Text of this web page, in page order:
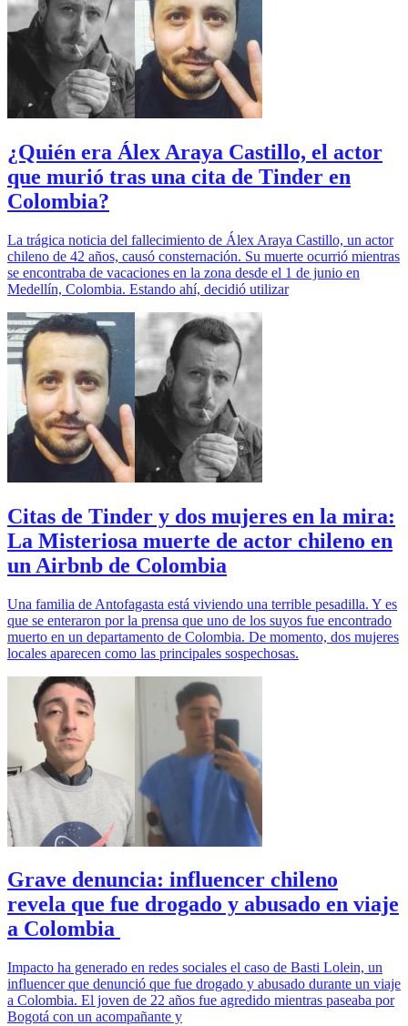
¿Quién era Álex Araya Castillo, el actor
que murió tras una cita de Tinder en
Colombia?
La trágica noticia del fallecimiento de Álex Araya Castillo, un actor
chileno de 42 años, causó consternación. Su muerte ocurrió mientras
se encontraba de vacaciones en la zona desde el 1 de junio en
Medellín, Colombia. Estando ahí, decidió utilizar
Citas de Tinder y dos mujeres en la mira:
La Misteriosa muerte de actor chileno en
un Airbnb de Colombia
Una familia de Antofagasta está viviendo una terrible pesadilla. Y es
que se enteraron por la prensa que uno de los suyos fue encontrado
muerto en un departamento de Colombia. De momento, dos mujeres
locales aparecen como las principales sospechosas.
Grave denuncia: influencer chileno
revela que fue drogado y abusado en viaje
a Colombia
Impacto ha generado en redes sociales el caso de Basti Lolein, un
influencer que denunció que fue drogado y abusado durante un viaje
a Colombia. El joven de 22 años fue agredido mientras paseaba por
Bogotá con un acompañante y